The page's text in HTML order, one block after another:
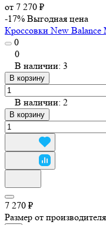
от 7 270 ₽
-17% Выгодная цена
Кроссовки New
0
0
В наличии: 3
В корзину
В наличии: 2
В корзину
7 270 ₽
Размер от